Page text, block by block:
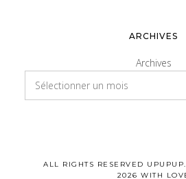
ARCHIVES
Archives
ALL RIGHTS RESERVED
2026 WITH